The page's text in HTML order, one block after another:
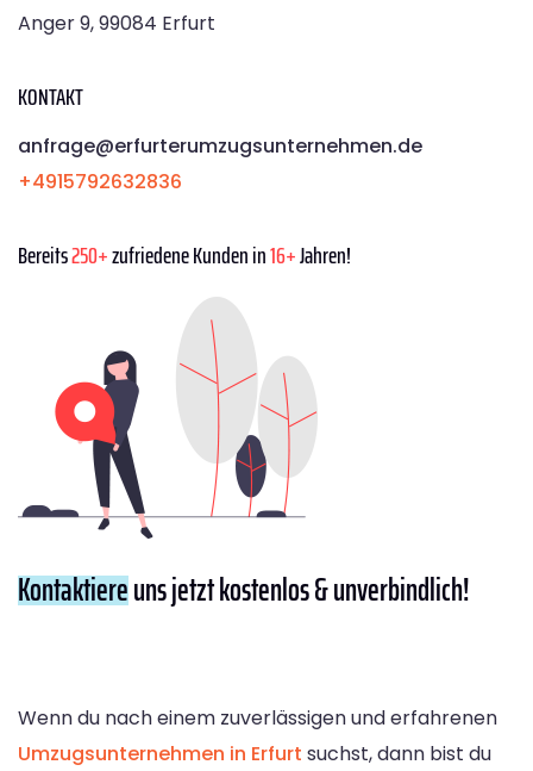
Anger 9, 99084 Erfurt
KONTAKT
anfrage@erfurterumzugsunternehmen.de
+4915792632836
Bereits250+zufriedene Kunden in16+Jahren!
Kontaktiereuns jetzt kostenlos & unverbindlich!
Wenn du nach einem zuverlässigen und erfahrenen
Umzugsunternehmen in Erfurt suchst, dann bist du